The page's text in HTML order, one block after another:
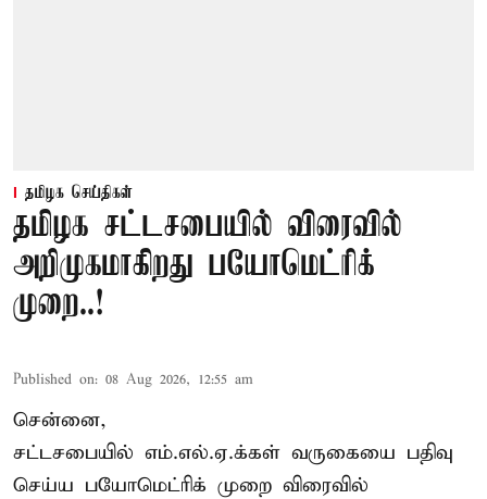
தமிழக செய்திகள்
தமிழக சட்டசபையில் விரைவில்
அறிமுகமாகிறது பயோமெட்ரிக்
முறை..!
Published on: 08 Aug 2026, 12:55 am
சென்னை,
சட்டசபையில் எம்.எல்.ஏ.க்கள் வருகையை பதிவு
செய்ய பயோமெட்ரிக் முறை விரைவில்